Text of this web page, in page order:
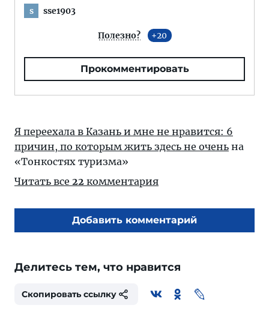
s sse1903
Полезно? 20
Прокомментировать
Я переехала в Казань и мне не нравится: 6
причин, по которым жить здесь не очень на
«Тонкостях туризма»
Читать все 22 комментария
Добавить комментарий
Делитесь тем, что нравится
Скопировать ссылку